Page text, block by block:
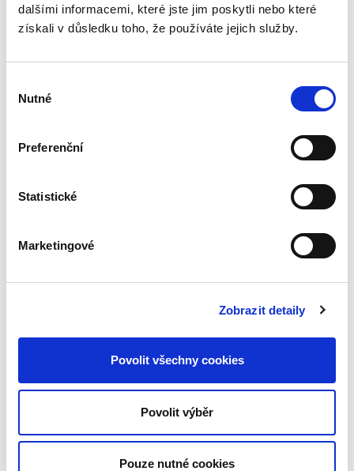
dalšími informacemi, které jste jim poskytli nebo které
získali v důsledku toho, že používáte jejich služby.
souhlasu
Nutné
Preferenční
Statistické
Marketingové
Zobrazit detaily
Povolit všechny cookies
Povolit výběr
Pouze nutné cookies
Publikace je primárně určena odborníkům z řad
soudů nebo pracovníkům správních úřadů
všech druhů a stupňů. Představuje...
Právní regulace
bezpečnosti a její
meze